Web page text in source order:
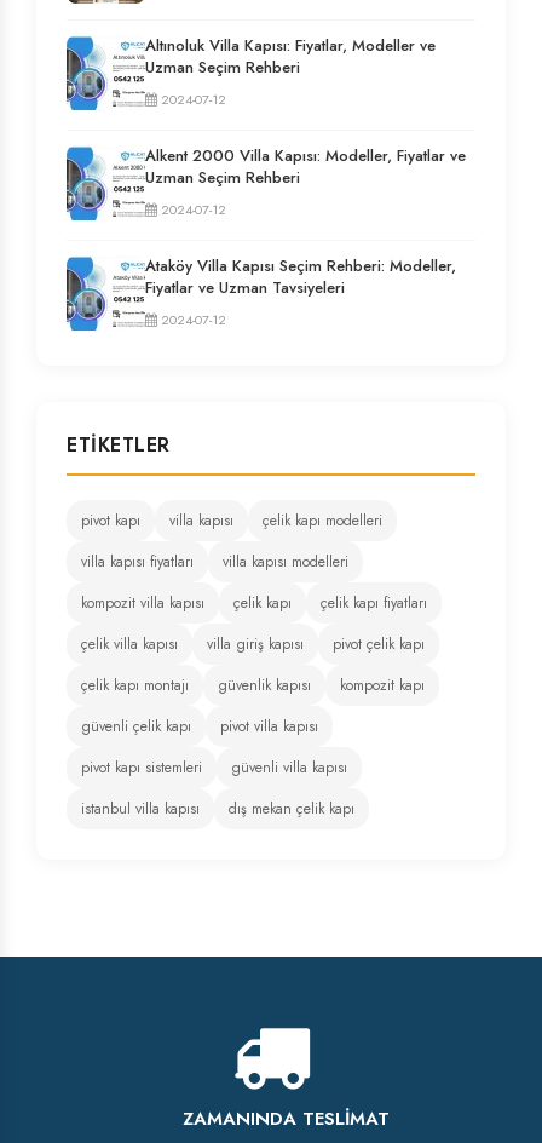
Altınoluk Villa Kapısı: Fiyatlar, Modeller ve
Uzman Seçim Rehberi
2024-07-12
Alkent 2000 Villa Kapısı: Modeller, Fiyatlar ve
Uzman Seçim Rehberi
2024-07-12
Ataköy Villa Kapısı Seçim Rehberi: Modeller,
Fiyatlar ve Uzman Tavsiyeleri
2024-07-12
ETIKETLER
pivot kapı villa kapısı
çelik kapı modelleri
villa kapısı fiyatları
villa kapısı modelleri
kompozit villa kapısı
çelik kapı
çelik kapı fiyatları
çelik villa kapısı
villa giriş kapısı
pivot çelik kapı
çelik kapı montajı
güvenlik kapısı
kompozit kapı
güvenli çelik kapı
pivot villa kapısı
pivot kapı sistemleri
güvenli villa kapısı
istanbul villa kapısı
dış mekan çelik kapı
ZAMANINDA TESLIMAT